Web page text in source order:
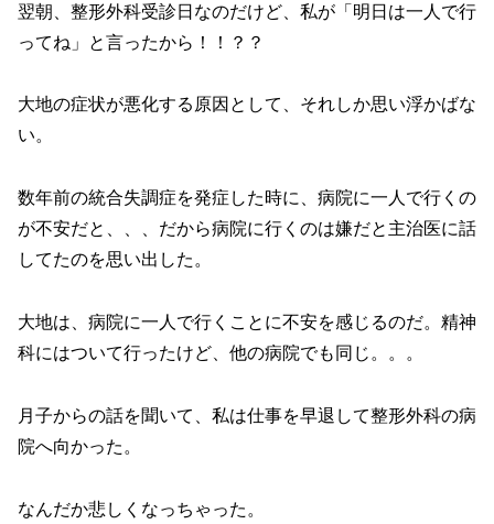
翌朝、整形外科受診日なのだけど、私が「明日は一人で行
ってね」と言ったから！！？？
大地の症状が悪化する原因として、それしか思い浮かばな
い。
数年前の統合失調症を発症した時に、病院に一人で行くの
が不安だと、、、だから病院に行くのは嫌だと主治医に話
してたのを思い出した。
大地は、病院に一人で行くことに不安を感じるのだ。精神
科にはついて行ったけど、他の病院でも同じ。。。
月子からの話を聞いて、私は仕事を早退して整形外科の病
院へ向かった。
なんだか悲しくなっちゃった。